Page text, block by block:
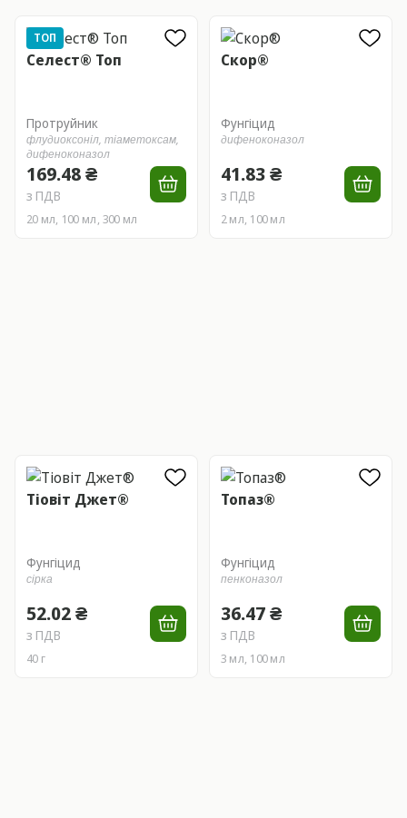
ТОП
Селест® Топ
Протруйник
флудиоксоніл, тіаметоксам,
дифеноконазол
169.48 ₴
з ПДВ
20 мл, 100 мл, 300 мл
Скор®
Фунгіцид
дифеноконазол
41.83 ₴
з ПДВ
2 мл, 100 мл
Тіовіт Джет®
Фунгіцид
сірка
52.02 ₴
з ПДВ
40 г
Топаз®
Фунгіцид
пенконазол
36.47 ₴
з ПДВ
3 мл, 100 мл